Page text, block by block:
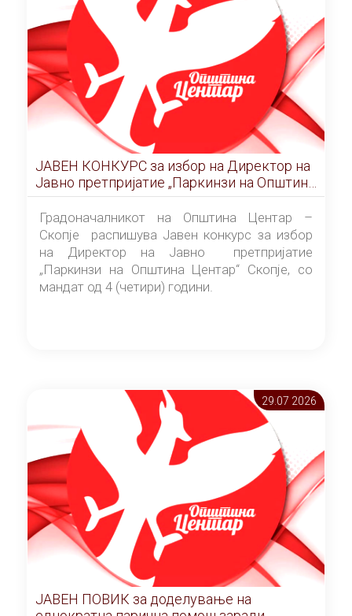
понудувач.
ЈАВЕН КОНКУРС за избор на Директор на
Јавно претпријатие „Паркинзи на Општина
Центар“ – Скопје
Градоначалникот на Општина Центар –
Скопје распишува Јавен конкурс за избор
на Директор на Јавно претпријатие
„Паркинзи на Општина Центар“ Скопје, со
мандат од 4 (четири) години.
29.07 2026
ЈАВЕН ПОВИК за доделување на